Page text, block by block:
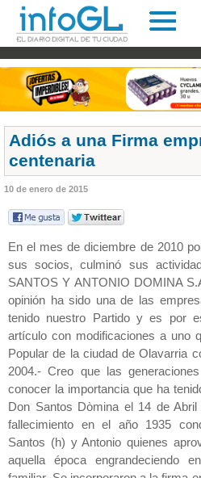
Adiós a una Firma
centenaria
10 de enero de 2015
En el mes de diciembre de 2010
sus socios, culminó sus
SANTOS Y ANTONIO DOMINA
opinión ha sido una de las
tenido nuestro Partido y es por
artículo con modificaciones a uno
Popular de la ciudad de Olavarria
2004.- Creo que las
conocer la importancia que ha
Don Santos Dòmina el 14 de
fallecimiento en el año 1935
Santos (h) y Antonio quienes
aquella época engrandeciendo